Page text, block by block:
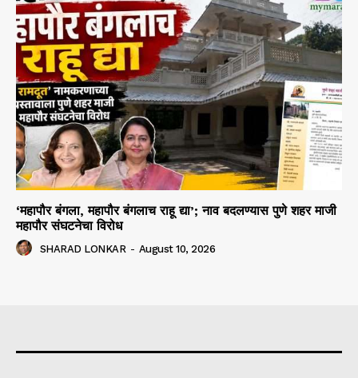
‘महापौर बंगला, महापौर बंगलाच राहू द्या’; नाव बदलण्यास पुणे शहर माजी
महापौर संघटनेचा विरोध
SHARAD LONKAR - August 10, 2026